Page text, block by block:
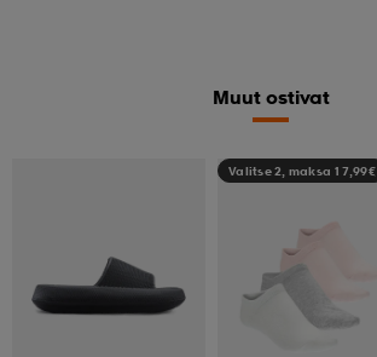
Muut ostivat
Valitse 2, maksa 17,99€